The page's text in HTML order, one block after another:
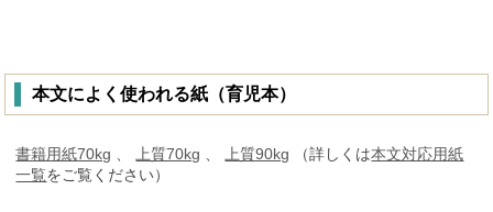
本文によく使われる紙（育児本）
書籍用紙70kg 上質70kg 上質90kg （詳しくは本文対応用紙
一覧をご覧ください）